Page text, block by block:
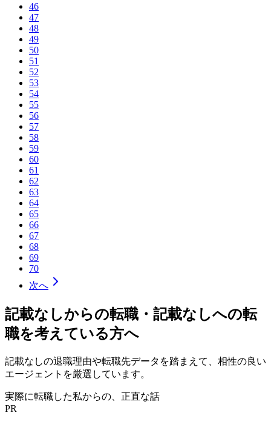
46
47
48
49
50
51
52
53
54
55
56
57
58
59
60
61
62
63
64
65
66
67
68
69
70
次へ
記載なしからの転職・ 記載なしへの転
職を考えている方へ
記載なしの退職理由や転職先データを踏まえて、相性の良い
エージェントを厳選しています。
実際に転職した私からの、正直な話
PR